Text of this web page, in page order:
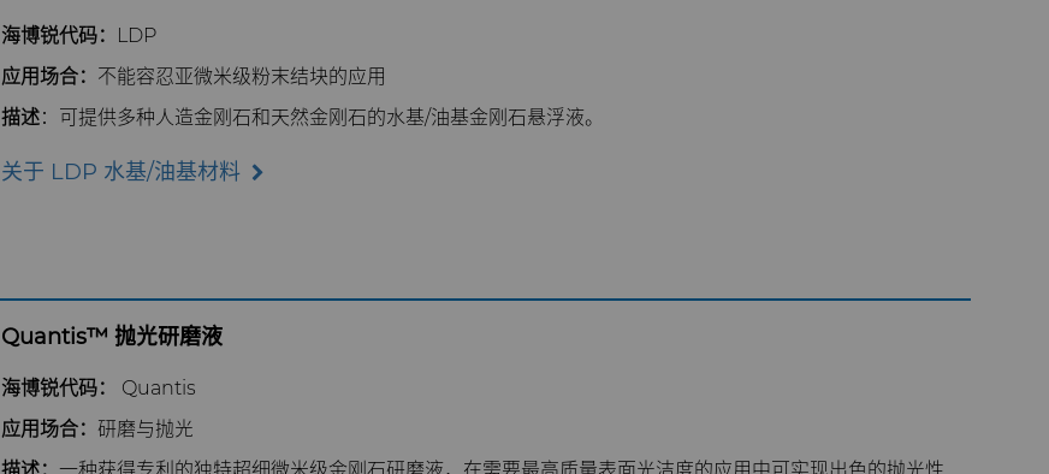
海博锐代码：
LDP
应用场合： 不能容忍亚微米级粉末结块的应用
描述：可提供多种人造金刚石和天然金刚石的水基/油基金刚石悬浮液。
关于 LDP 水基/油基材料
Quantis™ 抛光研磨液
海博锐代码：
Quantis
应用场合： 研磨与抛光